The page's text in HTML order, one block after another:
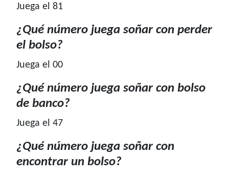
Juega el 81
¿Qué número juega soñar con perder
el bolso?
Juega el 00
¿Qué número juega soñar con bolso
de banco?
Juega el 47
¿Qué número juega soñar con
encontrar un bolso?